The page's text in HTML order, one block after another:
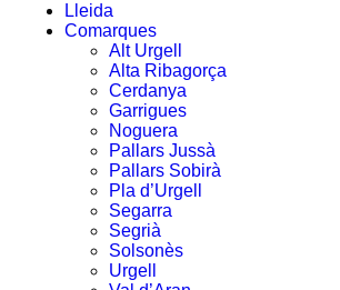
Lleida
Comarques
Alt Urgell
Alta Ribagorça
Cerdanya
Garrigues
Noguera
Pallars Jussà
Pallars Sobirà
Pla d’Urgell
Segarra
Segrià
Solsonès
Urgell